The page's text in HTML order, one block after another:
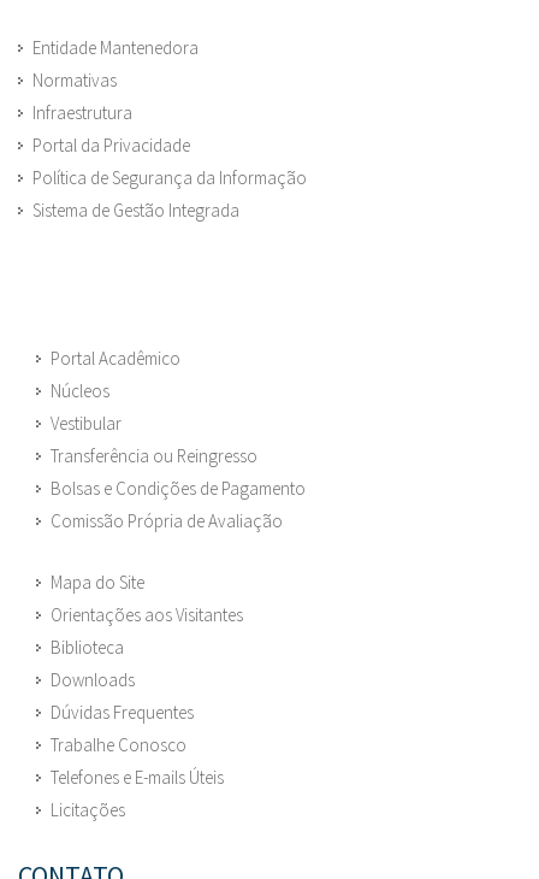
Entidade Mantenedora
Normativas
Infraestrutura
Portal da Privacidade
Política de Segurança da Informação
Sistema de Gestão Integrada
Portal Acadêmico
Núcleos
Vestibular
Transferência ou Reingresso
Bolsas e Condições de Pagamento
Comissão Própria de Avaliação
Mapa do Site
Orientações aos Visitantes
Biblioteca
Downloads
Dúvidas Frequentes
Trabalhe Conosco
Telefones e E-mails Úteis
Licitações